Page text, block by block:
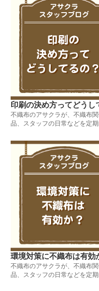
印刷の決め方ってどうし
不織布のアサクラが、不織布
品、スタッフの日常などを定
環境対策に不織布は有効
不織布のアサクラが、不織布
品、スタッフの日常などを定